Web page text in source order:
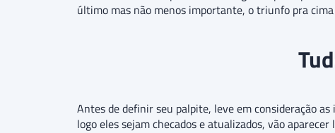
último mas não menos importante, o triunfo pra
Antes de definir seu palpite, leve em consideração
logo eles sejam checados e atualizados, vão aparecer